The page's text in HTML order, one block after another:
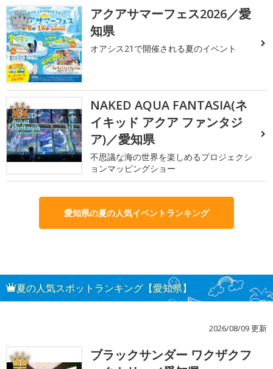
2
アクアサマーフェス2026／愛
知県
オアシス21で開催される夏のイベント
3
NAKED AQUA FANTASIA(ネ
イキッド アクア ファンタジ
ア)／愛知県
不思議な海の世界を楽しめるプロジェクシ
ョンマッピングショー
愛知県の夏の人気イベントランキング
夏の人気スポットランキング【愛知県】
2026/08/09 更新
1
ブラックサンダー ワクザクフ